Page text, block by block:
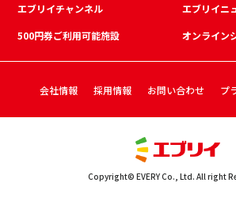
エブリイチャンネル
エブリイニ
500円券ご利用可能施設
オンライン
会社情報 採用情報 お問い合わせ プ
Copyright© EVERY Co., Ltd. All right